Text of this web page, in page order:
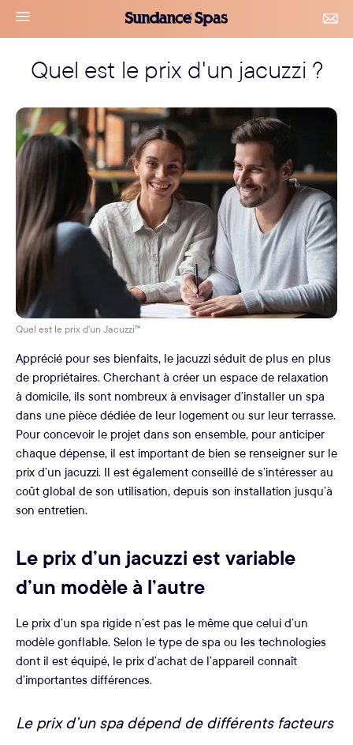
Accéder
navigation
menu
Sundance
Spas
Quel est le prix d'un jacuzzi ?
Quel est le prix d’un Jacuzzi™
Apprécié pour ses bienfaits, le jacuzzi séduit de plus en plus
de propriétaires. Cherchant à créer un espace de relaxation
à domicile, ils sont nombreux à envisager d’installer un spa
dans une pièce dédiée de leur logement ou sur leur terrasse.
Pour concevoir le projet dans son ensemble, pour anticiper
chaque dépense, il est important de bien se renseigner sur le
prix d’un jacuzzi. Il est également conseillé de s’intéresser au
coût global de son utilisation, depuis son installation jusqu’à
son entretien.
Le prix d’un jacuzzi est variable
d’un modèle à l’autre
Le prix d’un spa rigide n’est pas le même que celui d’un
modèle gonflable. Selon le type de spa ou les technologies
dont il est équipé, le prix d’achat de l’appareil connaît
d’importantes différences.
Le prix d’un spa dépend de différents facteurs